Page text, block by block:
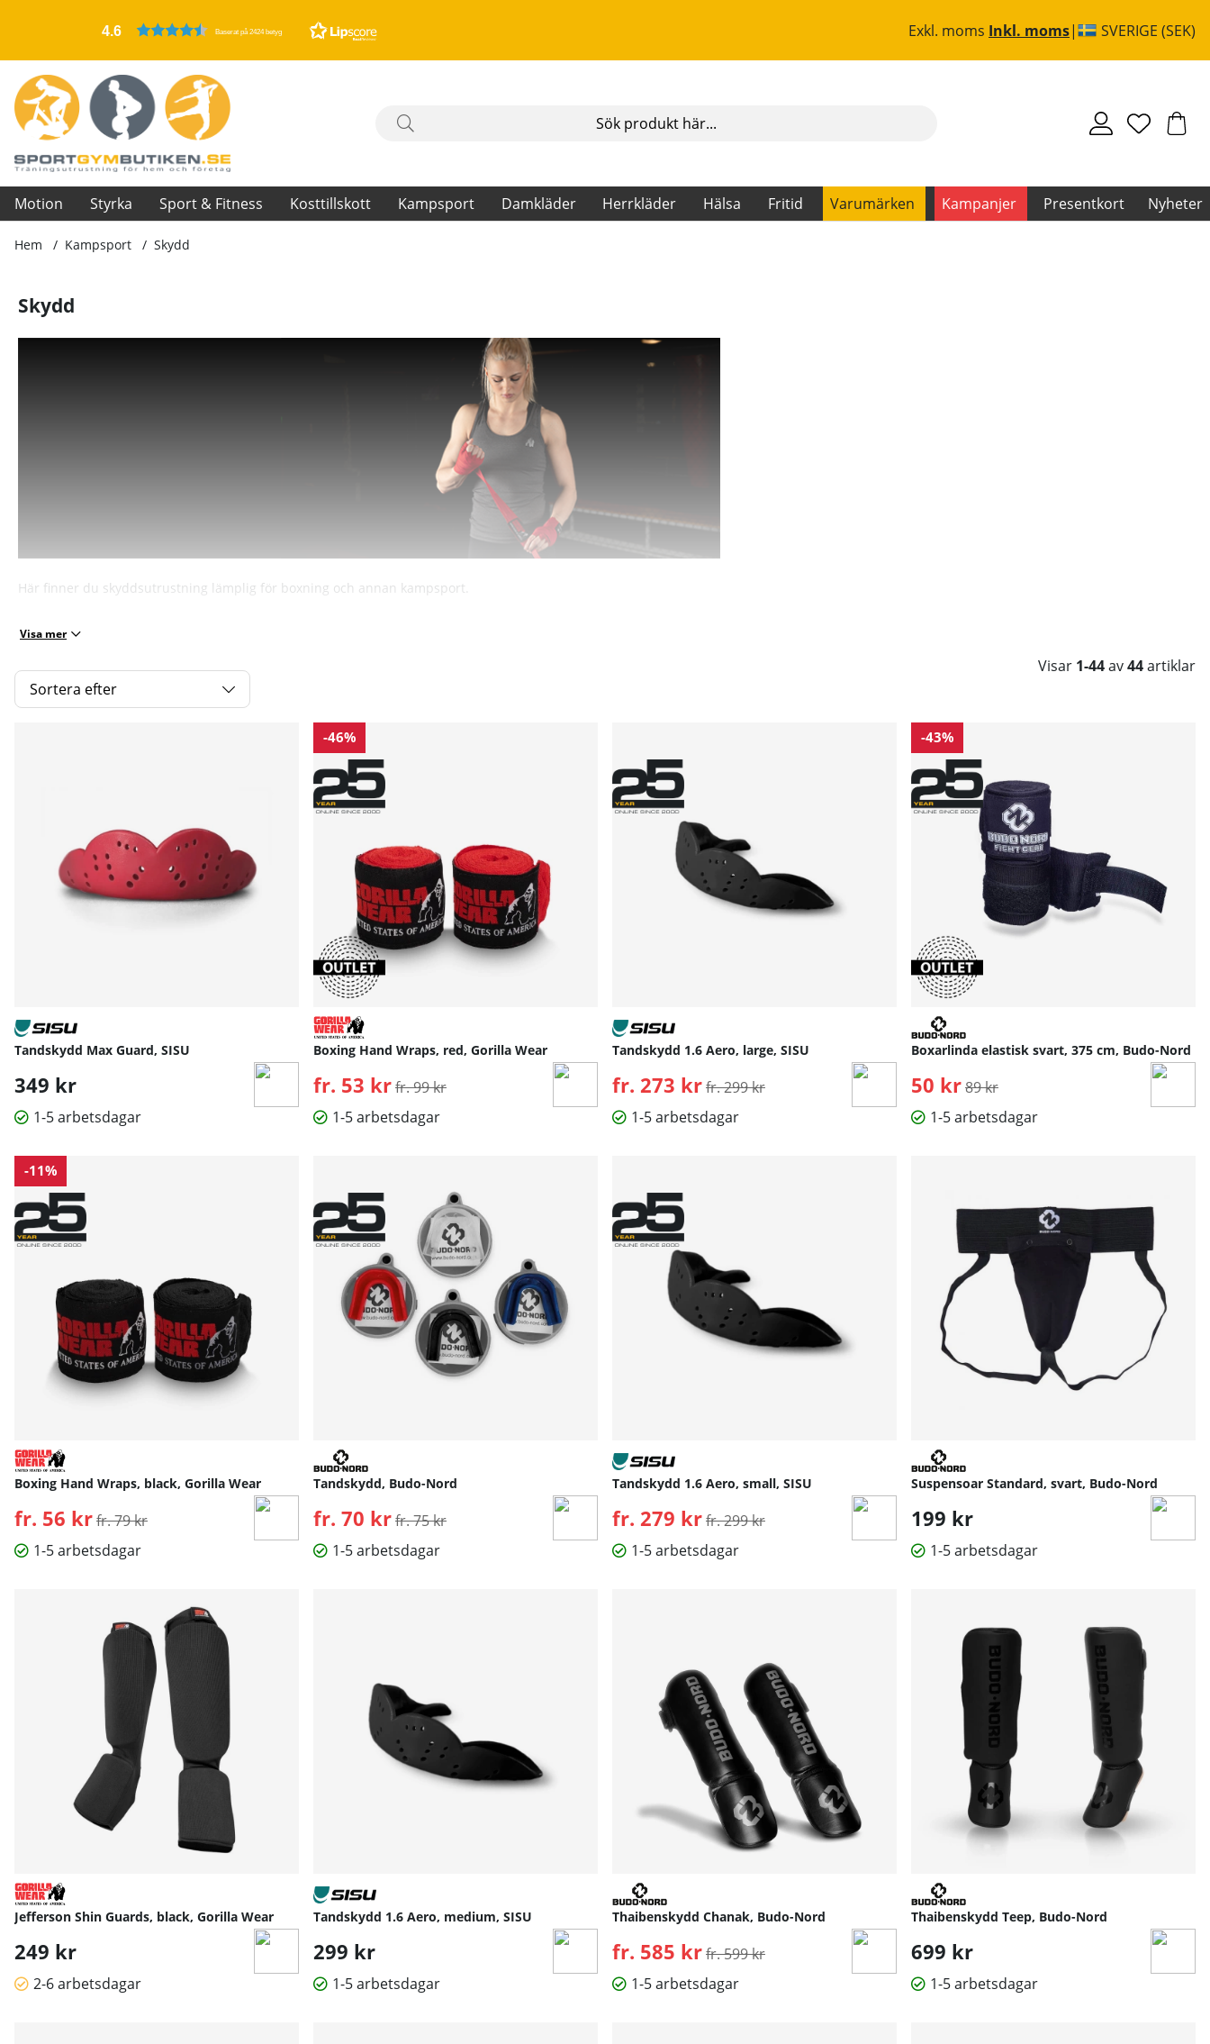
4.6 Baserat på 2424 betyg Exkl. moms Inkl. moms SVERIGE (SEK)
Motion Styrka Sport & Fitness Kosttillskott Kampsport Damkläder Herrkläder Hälsa Fritid Varumärken Kampanjer Presentkort Nyheter
Hem Kampsport Skydd
Skydd
Här finner du skyddsutrustning lämplig för boxning och annan kampsport.
Visa mer
Sortera efter
Visar 1-44av44artiklar
Tandskydd Max Guard, SISU
349 kr
1-5 arbetsdagar
-46%
Boxing Hand Wraps, red, Gorilla Wear
fr. 53 krOrdinarie pris:
fr. 99 kr
1-5 arbetsdagar
Tandskydd 1.6 Aero, large, SISU
fr. 273 krOrdinarie pris:
fr. 299 kr
1-5 arbetsdagar
-43%
Boxarlinda elastisk svart, 375 cm, Budo-Nord
50 kr Ordinarie pris:
89 kr
1-5 arbetsdagar
-11%
Boxing Hand Wraps, black, Gorilla Wear
fr. 56 krOrdinarie pris:
fr. 79 kr
1-5 arbetsdagar
Tandskydd, Budo-Nord
fr. 70 krOrdinarie pris:
fr. 75 kr
1-5 arbetsdagar
Tandskydd 1.6 Aero, small, SISU
fr. 279 krOrdinarie pris:
fr. 299 kr
1-5 arbetsdagar
Suspensoar Standard, svart, Budo-Nord
199 kr
1-5 arbetsdagar
Jefferson Shin Guards, black, Gorilla Wear
249 kr
2-6 arbetsdagar
Tandskydd 1.6 Aero, medium, SISU
299 kr
1-5 arbetsdagar
Thaibenskydd Chanak, Budo-Nord
fr. 585 krOrdinarie pris:
fr. 599 kr
1-5 arbetsdagar
Thaibenskydd Teep, Budo-Nord
699 kr
1-5 arbetsdagar